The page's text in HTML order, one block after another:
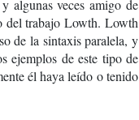
algunas veces amigo de
del trabajo Lowth. Lowth
de la sintaxis paralela, y
ejemplos de este tipo de
él haya leído o tenido